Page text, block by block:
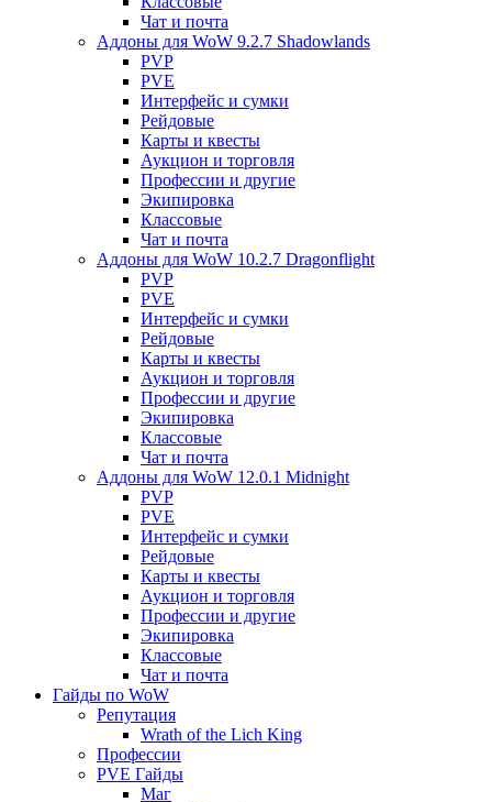
Чат и почта
Аддоны для WoW 9.2.7 Shadowlands
PVP
PVE
Интерфейс и сумки
Рейдовые
Карты и квесты
Аукцион и торговля
Профессии и другие
Экипировка
Классовые
Чат и почта
Аддоны для WoW 10.2.7 Dragonflight
PVP
PVE
Интерфейс и сумки
Рейдовые
Карты и квесты
Аукцион и торговля
Профессии и другие
Экипировка
Классовые
Чат и почта
Аддоны для WoW 12.0.1 Midnight
PVP
PVE
Интерфейс и сумки
Рейдовые
Карты и квесты
Аукцион и торговля
Профессии и другие
Экипировка
Классовые
Чат и почта
Гайды по WoW
Репутация
Wrath of the Lich King
Профессии
PVE Гайды
Маг